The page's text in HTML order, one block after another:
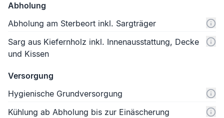
Abholung
Abholung am Sterbeort inkl. Sargträger
Sarg aus Kiefernholz inkl. Innenausstattung, Decke
und Kissen
Versorgung
Hygienische Grundversorgung
Kühlung ab Abholung bis zur Einäscherung